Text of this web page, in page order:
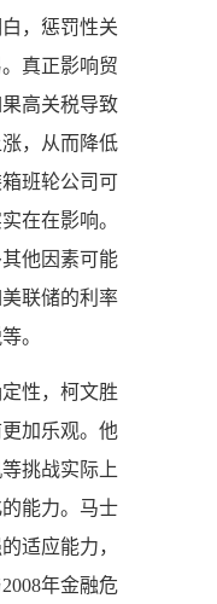
，惩罚性关
真正影响贸
高关税导致
，从而降低
班轮公司可
在在影响。
他因素可能
联储的利率
。
性，柯文胜
加乐观。他
挑战实际上
能力。马士
适应能力，
年金融危